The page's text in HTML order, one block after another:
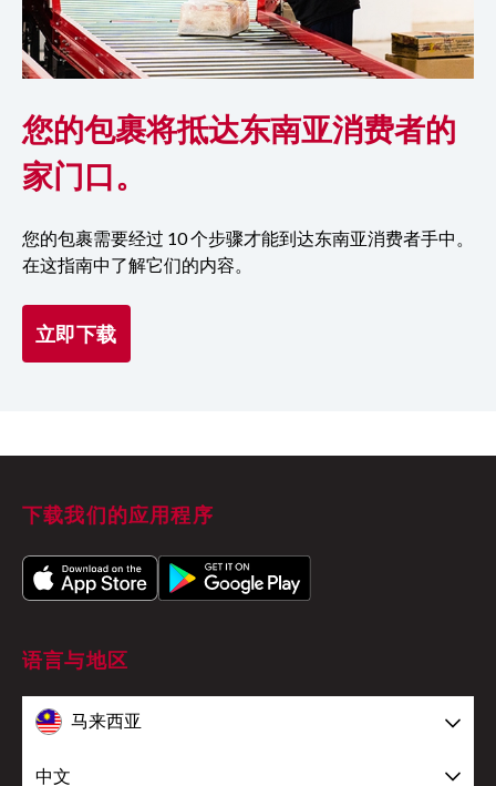
您的包裹将抵达东南亚消费者的
家门口。
您的包裹需要经过 10 个步骤才能到达东南亚消费者手中。
在这指南中了解它们的内容。
立即下载
下载我们的应用程序
语言与地区
马来西亚
中文